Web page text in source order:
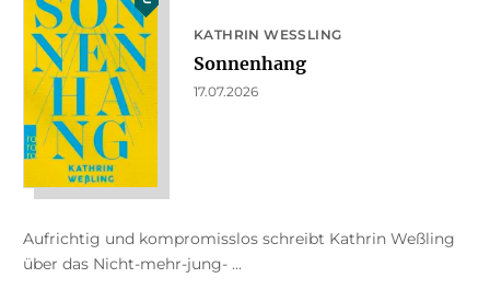
KATHRIN WESSLING
Sonnenhang
17.07.2026
Aufrichtig und kompromisslos schreibt Kathrin Weßling
über das Nicht-mehr-jung- ...